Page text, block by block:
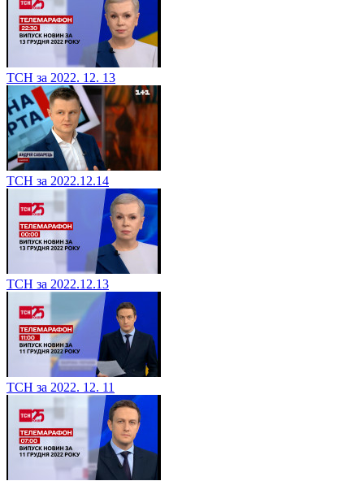
ТСН за 2022. 12. 13
ТСН за 2022.12.14
ТСН за 2022.12.13
ТСН за 2022. 12. 11